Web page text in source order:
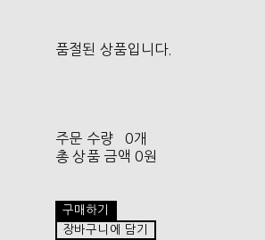
품절된 상품입니다.
주문 수량
0개
총 상품 금액 0원
구매하기
장바구니에 담기